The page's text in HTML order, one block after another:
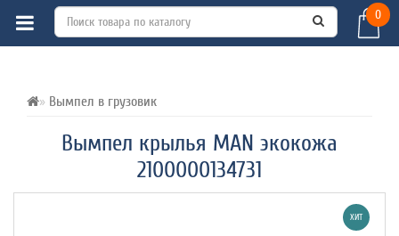
0
Вымпел в грузовик
Вымпел крылья MAN экокожа
2100000134731
ВСЕ О ТОВАРЕ ХАРАКТЕРИСТИКИ
ХИТ